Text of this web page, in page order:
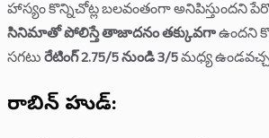
హాస్యం కొన్నిచోట్ల బలవంతంగా అనిపిస్తుందని
సినిమాతో పోలిస్తే తాజాదనం తక్కువగాఉందని
సగటురేటింగ్ 2.75/5 నుండి 3/5మధ్య
రాబిన్ హుడ్: